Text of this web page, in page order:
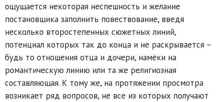
ощущается некоторая неспешность и желание
постановщика заполнить повествование, введя
несколько второстепенных сюжетных линий,
потенциал которых так до конца и не раскрывается –
будь то отношения отца и дочери, намёки на
романтическую линию или та же религиозная
составляющая. К тому же, на протяжении просмотра
возникает ряд вопросов, не все из которых получают